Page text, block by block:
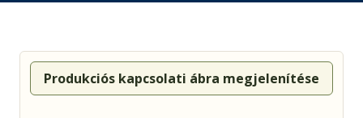
Produkciós kapcsolati ábra megjelenítése